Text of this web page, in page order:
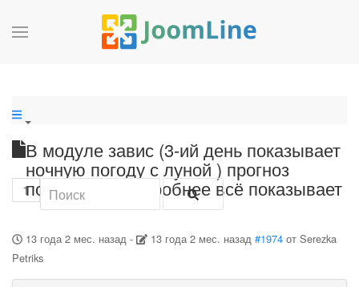
В модуле завис (3-ий день показывает
ночную погоду с луной ) прогноз
погоды, а в подробнее всё показывает
1
13 года 2 мес. назад- 13 года 2 мес. назад #1974 отSerezka
Petriks